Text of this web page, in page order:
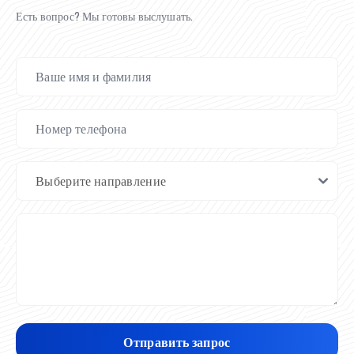
Есть вопрос? Мы готовы выслушать.
Отправить запрос